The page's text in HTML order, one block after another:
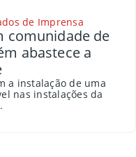
de Imprensa
comunidade de
abastece a
a instalação de uma
nas instalações da